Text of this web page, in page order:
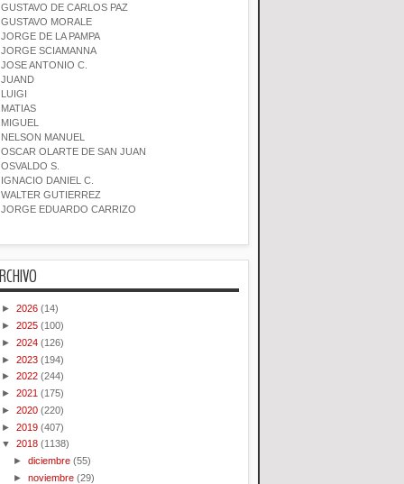
GUSTAVO DE CARLOS PAZ
GUSTAVO MORALE
JORGE DE LA PAMPA
JORGE SCIAMANNA
JOSE ANTONIO C.
JUAND
LUIGI
MATIAS
MIGUEL
NELSON MANUEL
OSCAR OLARTE DE SAN JUAN
OSVALDO S.
IGNACIO DANIEL C.
WALTER GUTIERREZ
JORGE EDUARDO CARRIZO
► 2026 (14)
► 2025 (100)
► 2024 (126)
► 2023 (194)
► 2022 (244)
► 2021 (175)
► 2020 (220)
► 2019 (407)
▼ 2018 (1138)
►diciembre (55)
►noviembre (29)